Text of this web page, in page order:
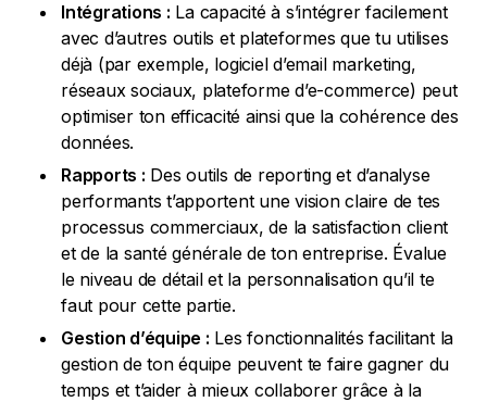
Intégrations : La capacité à s’intégrer facilement
avec d’autres outils et plateformes que tu utilises
déjà (par exemple, logiciel d’email marketing,
réseaux sociaux, plateforme d’e-commerce) peut
optimiser ton efficacité ainsi que la cohérence des
données.
Rapports : Des outils de reporting et d’analyse
performants t’apportent une vision claire de tes
processus commerciaux, de la satisfaction client
et de la santé générale de ton entreprise. Évalue
le niveau de détail et la personnalisation qu’il te
faut pour cette partie.
Gestion d’équipe : Les fonctionnalités facilitant la
gestion de ton équipe peuvent te faire gagner du
temps et t’aider à mieux collaborer grâce à la